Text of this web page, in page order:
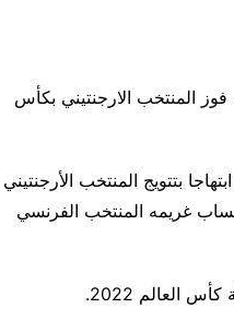
المنتخب الارجنتيني بكأس
بتتويج المنتخب الأرجنتيني
غريمه المنتخب الفرنسي
العالم 2022.